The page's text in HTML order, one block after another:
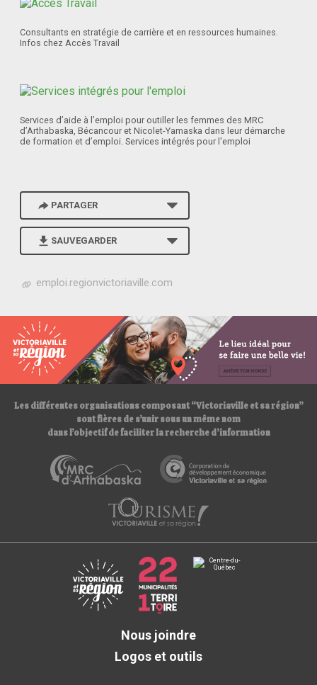
Consultants en stratégie de carrière et en ressources humaines.
Infos chez Accès Travail
Services d’aide à l’emploi pour outiller les femmes des MRC
d’Arthabaska, Bécancour et Nicolet-Yamaska dans leur démarche
de formation et d’emploi. Services intégrés pour l'emploi
PARTAGER
SAUVEGARDER
h
p
s
:
/
/
emploi.regionvictoriaville.com
Les différentes organisations composant “Victoriaville et sa région”
sont fières de s’unir sous un même nom
dans l’objectif de faciliter la recherche d’information
Nous joindre
Logos et outils